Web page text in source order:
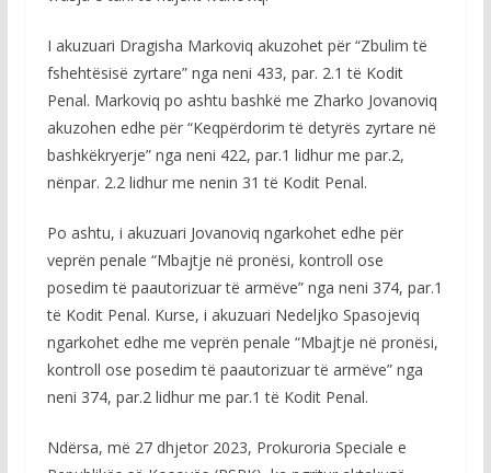
I akuzuari Dragisha Markoviq akuzohet për “Zbulim të
fshehtësisë zyrtare” nga neni 433, par. 2.1 të Kodit
Penal. Markoviq po ashtu bashkë me Zharko Jovanoviq
akuzohen edhe për “Keqpërdorim të detyrës zyrtare në
bashkëkryerje” nga neni 422, par.1 lidhur me par.2,
nënpar. 2.2 lidhur me nenin 31 të Kodit Penal.
Po ashtu, i akuzuari Jovanoviq ngarkohet edhe për
veprën penale “Mbajtje në pronësi, kontroll ose
posedim të paautorizuar të armëve” nga neni 374, par.1
të Kodit Penal. Kurse, i akuzuari Nedeljko Spasojeviq
ngarkohet edhe me veprën penale “Mbajtje në pronësi,
kontroll ose posedim të paautorizuar të armëve” nga
neni 374, par.2 lidhur me par.1 të Kodit Penal.
Ndërsa, më 27 dhjetor 2023, Prokuroria Speciale e